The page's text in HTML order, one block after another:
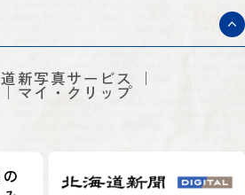
道新写真サービス
マイ・クリップ